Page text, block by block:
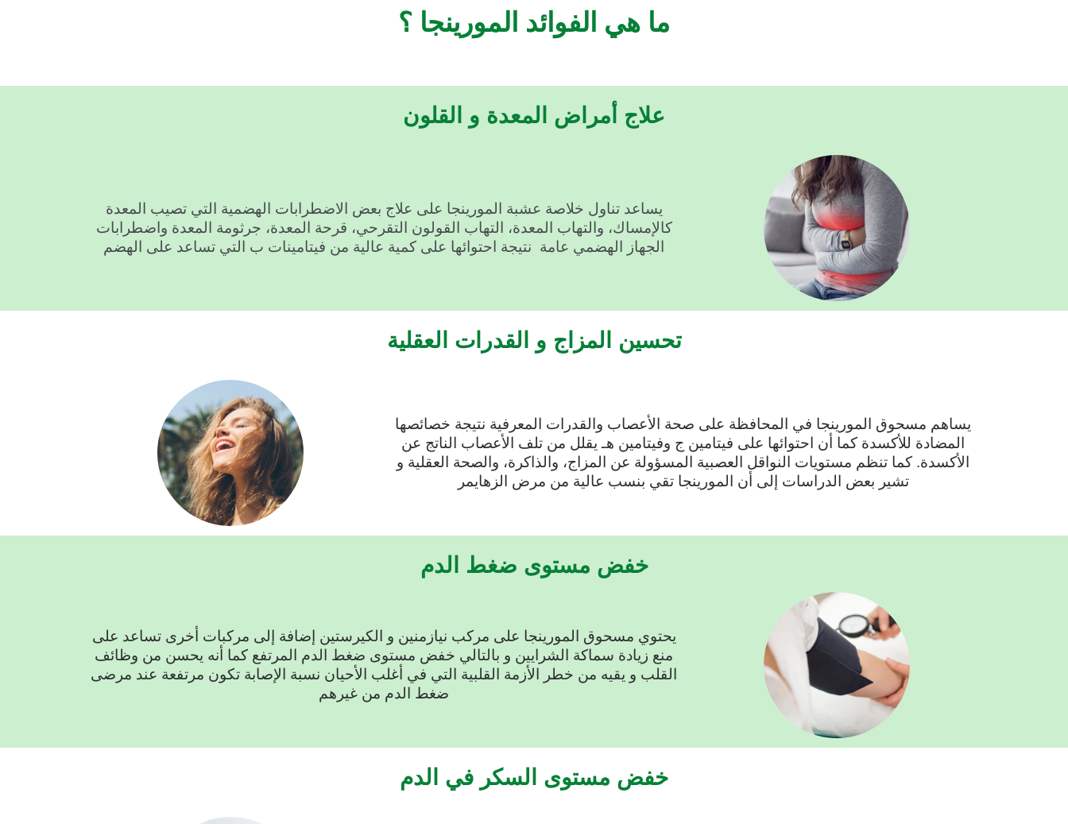
ما هي الفوائد المورينجا ؟
علاج أمراض المعدة و القلون
يساعد تناول خلاصة عشبة المورينجا على علاج بعض الاضطرابات الهضمية التي تصيب المعدة
كالإمساك، والتهاب المعدة، التهاب القولون التقرحي، قرحة المعدة، جرثومة المعدة واضطرابات
الجهاز الهضمي عامة نتيجة احتوائها على كمية عالية من فيتامينات ب التي تساعد على الهضم
تحسين المزاج و القدرات العقلية
يساهم مسحوق المورينجا في المحافظة على صحة الأعصاب والقدرات المعرفية نتيجة خصائصها
المضادة للأكسدة كما أن احتوائها على فيتامين ج وفيتامين هـ يقلل من تلف الأعصاب الناتج عن
الأكسدة. كما تنظم مستويات النواقل العصبية المسؤولة عن المزاج، والذاكرة، والصحة العقلية و
تشير بعض الدراسات إلى أن المورينجا تقي بنسب عالية من مرض الزهايمر
خفض مستوى ضغط الدم
يحتوي مسحوق المورينجا على مركب نيازمنين و الكيرستين إضافة إلى مركبات أخرى تساعد على
منع زيادة سماكة الشرايين و بالتالي خفض مستوى ضغط الدم المرتفع كما أنه يحسن من وظائف
القلب و يقيه من خطر الأزمة القلبية التي في أغلب الأحيان نسبة الإصابة تكون مرتفعة عند مرضى
ضغط الدم من غيرهم
خفض مستوى السكر في الدم